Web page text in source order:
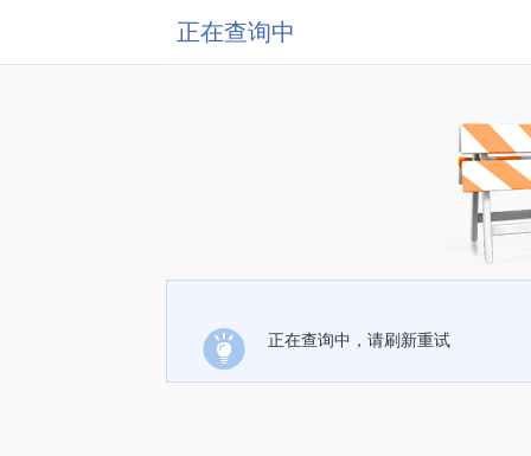
正在查询中
正在查询中，请刷新重试